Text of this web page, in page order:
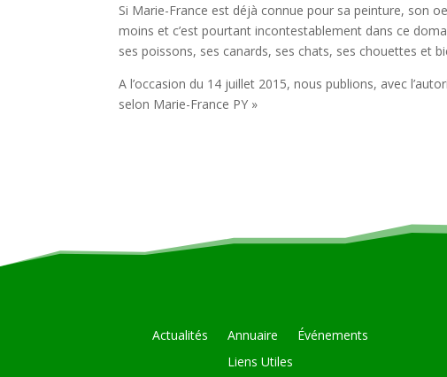
Si Marie-France est déjà connue pour sa peinture, son
moins et c’est pourtant incontestablement dans ce
ses poissons, ses canards, ses chats, ses chouettes et
A l’occasion du 14 juillet 2015, nous publions, avec
selon Marie-France PY »
Actualités Annuaire
Événements
Liens Utiles